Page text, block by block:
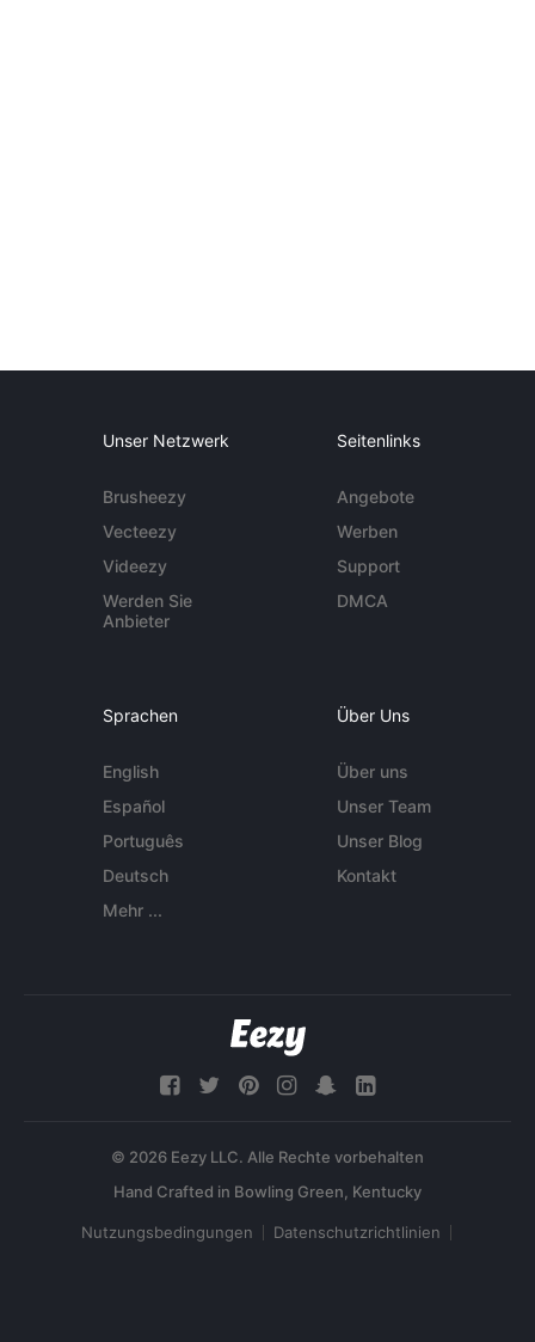
Unser Netzwerk
Brusheezy
Vecteezy
Videezy
Werden Sie
Anbieter
Seitenlinks
Angebote
Werben
Support
DMCA
Sprachen
English
Español
Português
Deutsch
Mehr ...
Über Uns
Über uns
Unser Team
Unser Blog
Kontakt
© 2026 Eezy LLC. Alle Rechte vorbehalten
Nutzungsbedingungen Datenschutzrichtlinien